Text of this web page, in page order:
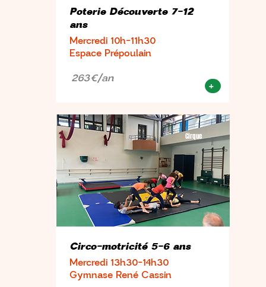
Poterie Découverte 7-12
ans
Mercredi 10h-11h30
Espace Prépoulain
263€/an +
Cirque
Circo-motricité 5-6 ans
Mercredi 13h30-14h30
Gymnase René Cassin